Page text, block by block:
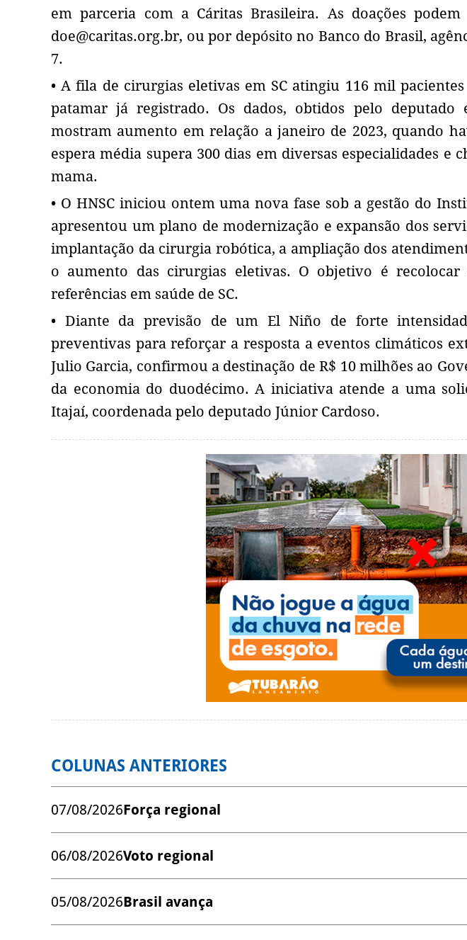
em parceria com a Cáritas Brasileira. As doações
doe@caritas.org.br, ou por depósito no Banco do Brasil,
7.
• A fila de cirurgias eletivas em SC atingiu 116 mil
patamar já registrado. Os dados, obtidos pelo deputado
mostram aumento em relação a janeiro de 2023, quando
espera média supera 300 dias em diversas especialidades e
mama.
• O HNSC iniciou ontem uma nova fase sob a gestão do
apresentou um plano de modernização e expansão dos
implantação da cirurgia robótica, a ampliação dos
o aumento das cirurgias eletivas. O objetivo é
referências em saúde de SC.
• Diante da previsão de um El Niño de forte
preventivas para reforçar a resposta a eventos climáticos
Julio Garcia, confirmou a destinação de R$ 10 milhões ao
da economia do duodécimo. A iniciativa atende a uma
Itajaí, coordenada pelo deputado Júnior Cardoso.
COLUNAS ANTERIORES
07/08/2026Força regional
06/08/2026Voto regional
05/08/2026Brasil avança